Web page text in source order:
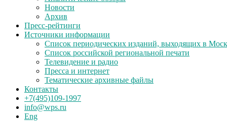
Новости
Архив
Пресс-рейтинги
Источники информации
Список периодических изданий, выходящих в
Список российской региональной печати
Телевидение и радио
Пресса и интернет
Тематические архивные файлы
Контакты
+7(495)109-1997
info@wps.ru
Eng